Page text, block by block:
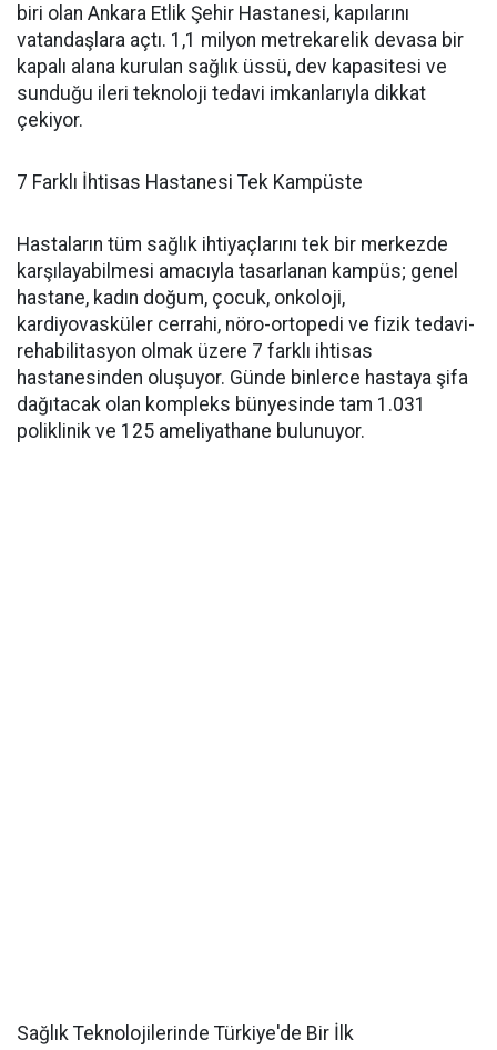
biri olan Ankara Etlik Şehir Hastanesi, kapılarını
vatandaşlara açtı. 1,1 milyon metrekarelik devasa bir
kapalı alana kurulan sağlık üssü, dev kapasitesi ve
sunduğu ileri teknoloji tedavi imkanlarıyla dikkat
çekiyor.
7 Farklı İhtisas Hastanesi Tek Kampüste
Hastaların tüm sağlık ihtiyaçlarını tek bir merkezde
karşılayabilmesi amacıyla tasarlanan kampüs; genel
hastane, kadın doğum, çocuk, onkoloji,
kardiyovasküler cerrahi, nöro-ortopedi ve fizik tedavi-
rehabilitasyon olmak üzere 7 farklı ihtisas
hastanesinden oluşuyor. Günde binlerce hastaya şifa
dağıtacak olan kompleks bünyesinde tam 1.031
poliklinik ve 125 ameliyathane bulunuyor.
Sağlık Teknolojilerinde Türkiye'de Bir İlk